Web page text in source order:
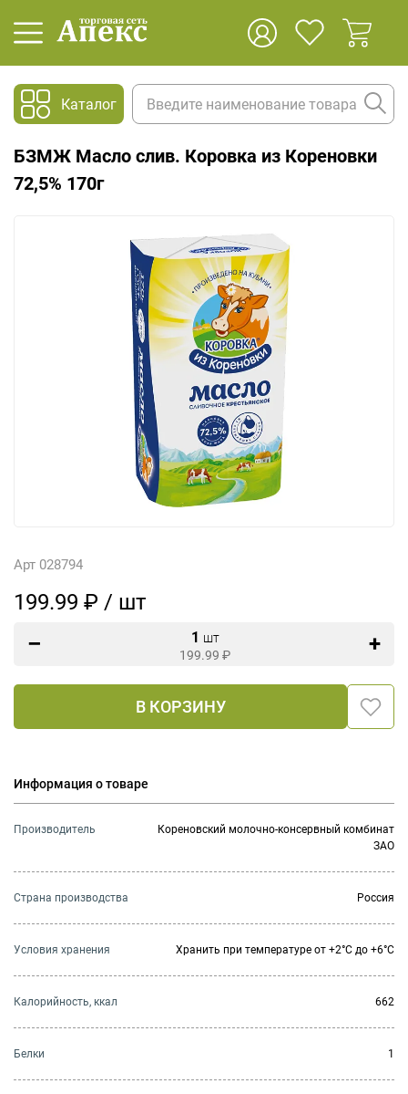
Каталог
БЗМЖ Масло слив. Коровка из Кореновки
72,5% 170г
Арт 028794
199.99 ₽ / шт
1 шт
199.99 ₽
В КОРЗИНУ
Информация о товаре
Производитель
Кореновский молочно-консервный комбинат
ЗАО
Страна производства Россия
Условия хранения Хранить при температуре от +2°С до +6°С
Калорийность, ккал 662
Белки 1